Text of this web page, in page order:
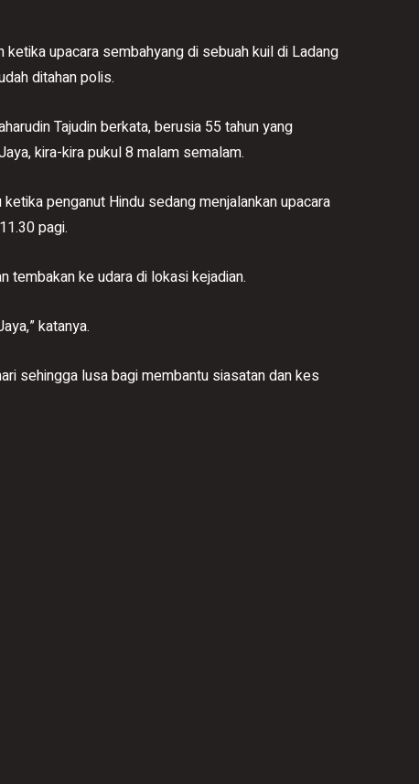
upacara sembahyang di sebuah kuil di Ladang
ditahan polis.
Tajudin berkata, berusia 55 tahun yang
kira-kira pukul 8 malam semalam.
penganut Hindu sedang menjalankan upacara
pagi.
tembakan ke udara di lokasi kejadian.
katanya.
sehingga lusa bagi membantu siasatan dan kes